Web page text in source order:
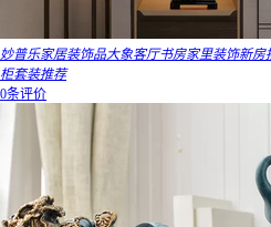
妙普乐家居装饰品大象客厅书房家里装饰新
柜套装推荐
0条评价